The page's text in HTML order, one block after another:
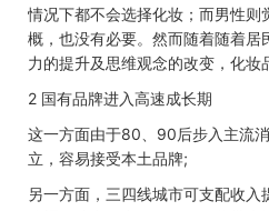
情况下都不会选择化妆；而男性
概，也没有必要。然而随着随着
力的提升及思维观念的改变，化妆
2 国有品牌进入高速成长期
这一方面由于80 90后步入主流
立，容易接受本土品牌;
另一方面，三四线城市可支配收入